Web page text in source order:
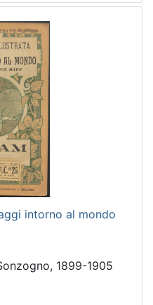
intorno al mondo
1899-1905